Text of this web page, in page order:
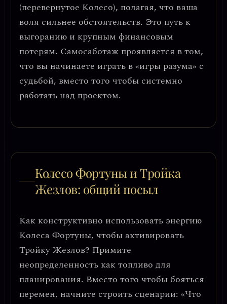
(перевернутое Колесо), полагая, что ваша
воля сильнее обстоятельств. Это путь к
выгоранию и крупным финансовым
потерям. Самосаботаж проявляется в том,
что вы начинаете играть в «игры разума» с
судьбой, вместо того чтобы системно
работать над проектом.
Колесо Фортуны и Тройка
Жезлов: общий посыл
Как конструктивно использовать энергию
Колеса Фортуны, чтобы активировать
Тройку Жезлов? Примите
неопределенность как топливо для
планирования. Вместо того чтобы бояться
перемен, начните строить сценарии: «Что